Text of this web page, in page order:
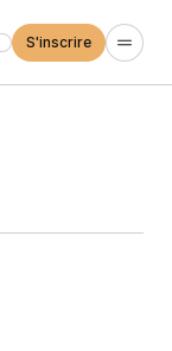
S'inscrire